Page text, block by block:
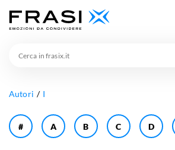
Autori I
# A B C D